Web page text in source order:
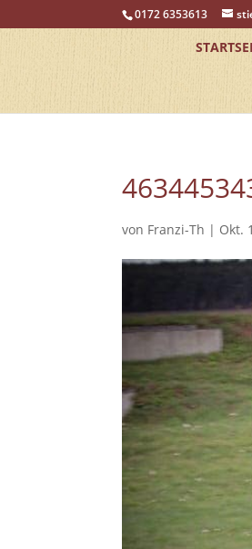
0172 6353613
von Franzi-Th | Okt.